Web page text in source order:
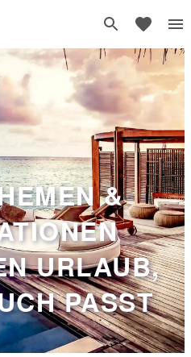
&
URLAUB,
PASST